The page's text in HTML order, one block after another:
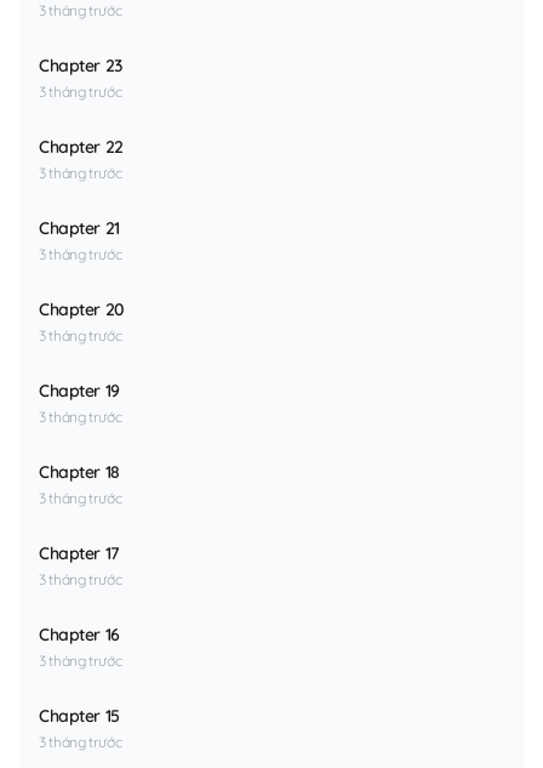
3 tháng trước
Chapter 23
3 tháng trước
Chapter 22
3 tháng trước
Chapter 21
3 tháng trước
Chapter 20
3 tháng trước
Chapter 19
3 tháng trước
Chapter 18
3 tháng trước
Chapter 17
3 tháng trước
Chapter 16
3 tháng trước
Chapter 15
3 tháng trước